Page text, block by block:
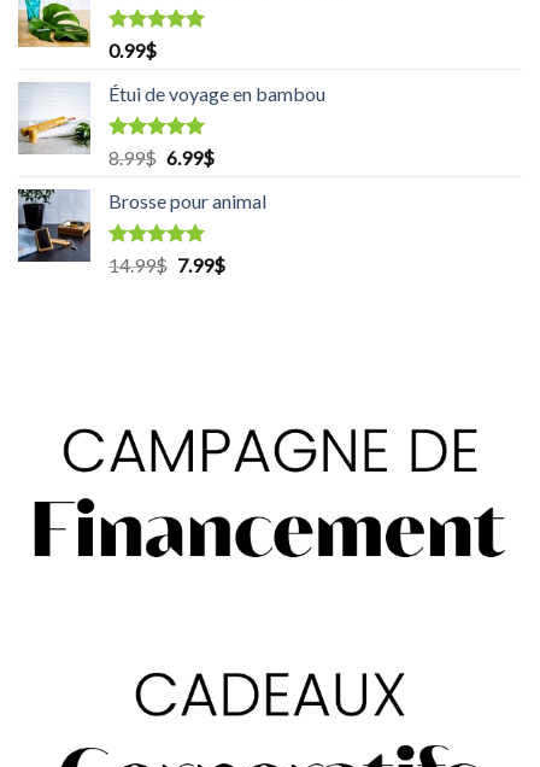
Rated
out of 5
0.99$
Étui de voyage en bambou
Rated
5.00
out of 5
8.99$ Original
was:
8.99$.
6.99$Current
is:
Brosse pour animal
Rated5.00
out of 5
14.99$ Original
7.99$Current